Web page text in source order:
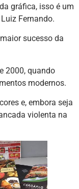
gráfica, isso é um
Fernando.
sucesso da
2000, quando
modernos.
e, embora seja
violenta na